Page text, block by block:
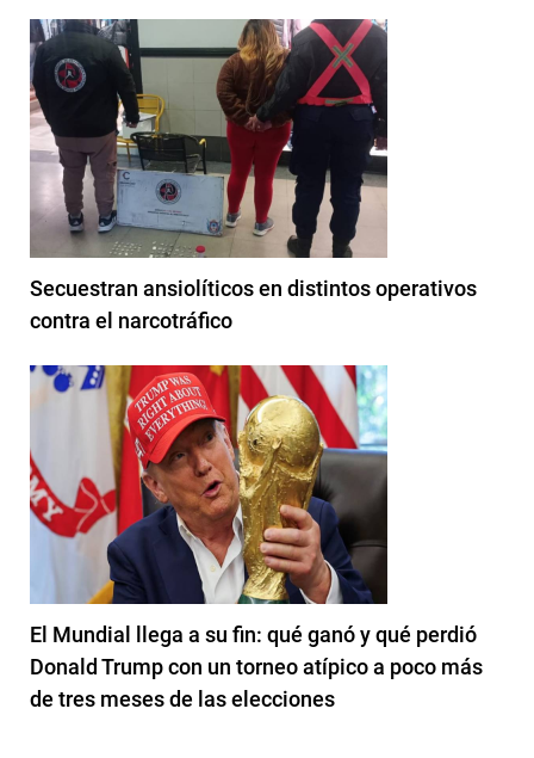
Secuestran ansiolíticos en distintos operativos
contra el narcotráfico
El Mundial llega a su fin: qué ganó y qué perdió
Donald Trump con un torneo atípico a poco más
de tres meses de las elecciones